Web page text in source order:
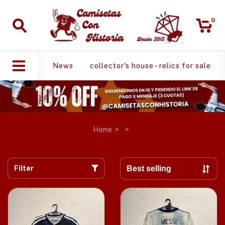
0
News collector's house - relics for sale
Home > >
Filter